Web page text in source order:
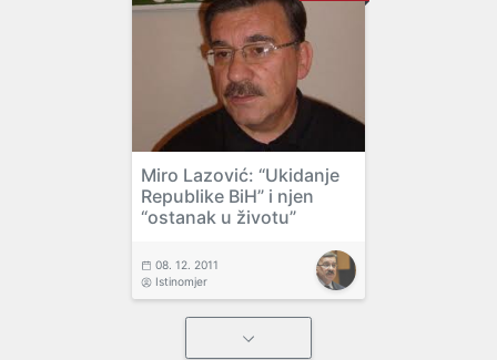
Miro Lazović: “Ukidanje
Republike BiH” i njen
“ostanak u životu”
08. 12. 2011
Istinomjer